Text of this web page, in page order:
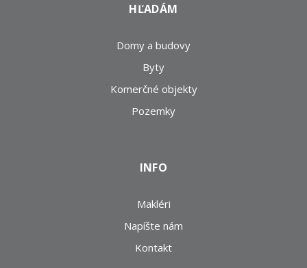
HĽADÁM
Domy a budovy
Byty
Komerčné objekty
Pozemky
INFO
Makléri
Napíšte nám
Kontakt